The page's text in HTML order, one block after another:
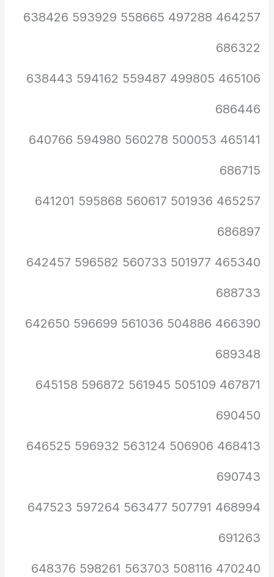
464257 497288 558665 593929 638426
686322
465106 499805 559487 594162 638443
686446
465141 500053 560278 594980 640766
686715
465257 501936 560617 595868 641201
686897
465340 501977 560733 596582 642457
688733
466390 504886 561036 596699 642650
689348
467871 505109 561945 596872 645158
690450
468413 506906 563124 596932 646525
690743
468994 507791 563477 597264 647523
691263
470240 508116 563703 598261 648376